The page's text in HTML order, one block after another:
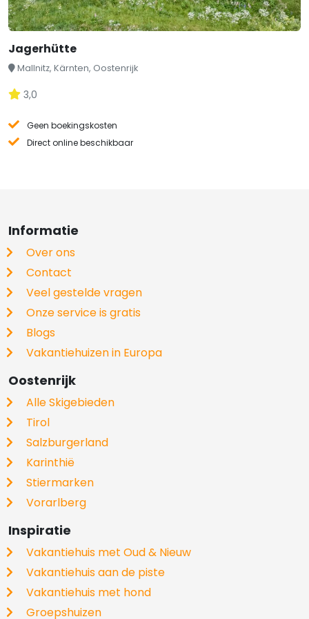
Jagerhütte
Mallnitz, Kärnten, Oostenrijk
3,0
Geen boekingskosten
Direct online beschikbaar
Informatie
Over ons
Contact
Veel gestelde vragen
Onze service is gratis
Blogs
Vakantiehuizen in Europa
Oostenrijk
Alle Skigebieden
Tirol
Salzburgerland
Karinthië
Stiermarken
Vorarlberg
Inspiratie
Vakantiehuis met Oud & Nieuw
Vakantiehuis aan de piste
Vakantiehuis met hond
Groepshuizen